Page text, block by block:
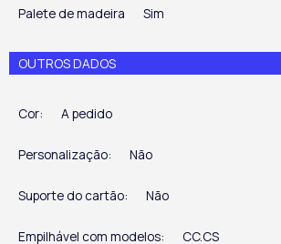
Palete de madeira Sim
OUTROS DADOS
Cor: A pedido
Personalização: Não
Suporte do cartão: Não
Empilhável com modelos: CC.CS